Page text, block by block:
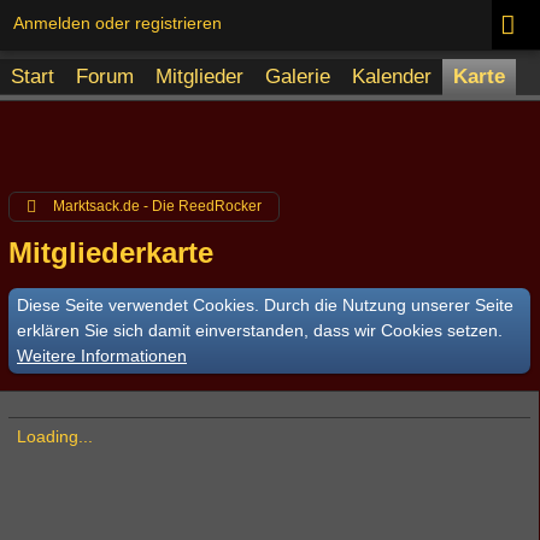
Anmelden oder registrieren
Start Forum Mitglieder Galerie Kalender Karte
Marktsack.de - Die ReedRocker
Mitgliederkarte
Diese Seite verwendet Cookies. Durch die Nutzung unserer Seite
erklären Sie sich damit einverstanden, dass wir Cookies setzen.
Weitere Informationen
Loading...